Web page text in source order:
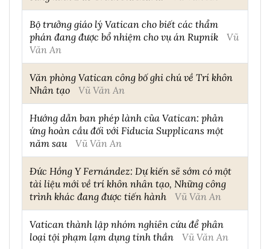
Bộ trưởng giáo lý Vatican cho biết các thẩm
phán đang được bổ nhiệm cho vụ án Rupnik
Vũ
Văn An
Văn phòng Vatican công bố ghi chú về Trí khôn
Nhân tạo
Vũ Văn An
Hướng dẫn ban phép lành của Vatican: phản
ứng hoàn cầu đối với Fiducia Supplicans một
năm sau
Vũ Văn An
Đức Hồng Y Fernández: Dự kiến sẽ sớm có một
tài liệu mới về trí khôn nhân tạo, Những công
trình khác đang được tiến hành
Vũ Văn An
Vatican thành lập nhóm nghiên cứu để phân
loại tội phạm lạm dụng tinh thần
Vũ Văn An